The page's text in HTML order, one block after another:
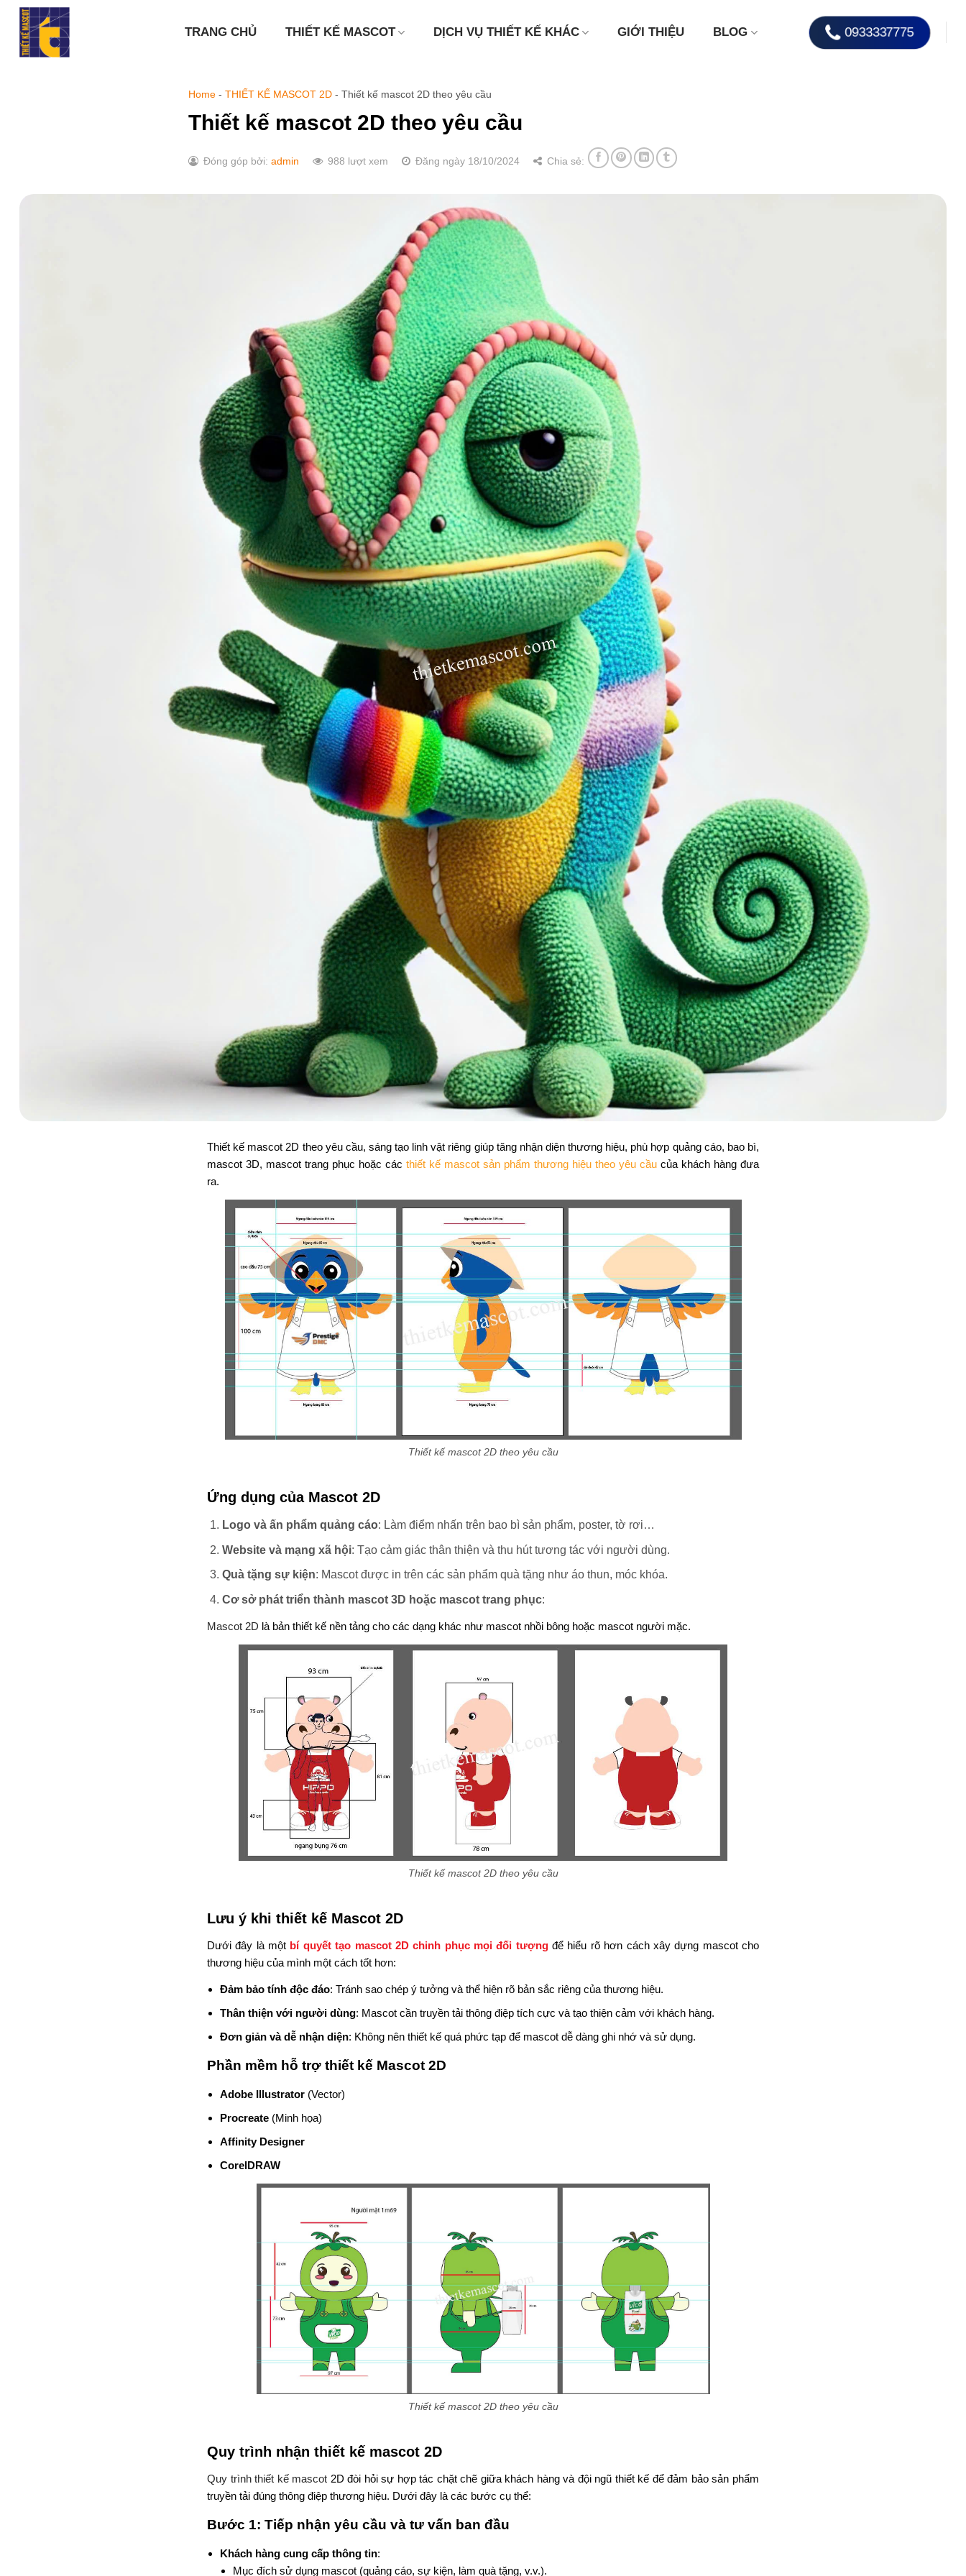
Chuyển
TRANG CHỦ THIẾT KẾ MASCOT DỊCH VỤ THIẾT KẾ KHÁC GIỚI THIỆU BLOG 0933337775
Home - THIẾT KẾ MASCOT 2D - Thiết kế mascot 2D theo yêu cầu
Thiết kế mascot 2D theo yêu cầu
Đóng góp bởi: admin 988 lượt xem Đăng ngày 18/10/2024 Chia sẻ:
Thiết kế mascot 2D theo yêu cầu, sáng tạo linh vật riêng giúp tăng nhận diện thương hiệu, phù hợp quảng cáo, bao bì,
mascot 3D, mascot trang phục hoặc các thiết kế mascot sản phẩm thương hiệu theo yêu cầu của khách hàng đưa
ra.
Thiết kế mascot 2D theo yêu cầu
Ứng dụng của Mascot 2D
Logo và ấn phẩm quảng cáo: Làm điểm nhấn trên bao bì sản phẩm, poster, tờ rơi…
Website và mạng xã hội: Tạo cảm giác thân thiện và thu hút tương tác với người dùng.
Quà tặng sự kiện: Mascot được in trên các sản phẩm quà tặng như áo thun, móc khóa.
Cơ sở phát triển thành mascot 3D hoặc mascot trang phục:
Mascot 2D là bản thiết kế nền tảng cho các dạng khác như mascot nhồi bông hoặc mascot người mặc.
Thiết kế mascot 2D theo yêu cầu
Lưu ý khi thiết kế Mascot 2D
Dưới đây là một bí quyết tạo mascot 2D chinh phục mọi đối tượngđể hiểu rõ hơn cách xây dựng mascot cho
thương hiệu của mình một cách tốt hơn:
Đảm bảo tính độc đáo: Tránh sao chép ý tưởng và thể hiện rõ bản sắc riêng của thương hiệu.
Thân thiện với người dùng: Mascot cần truyền tải thông điệp tích cực và tạo thiện cảm với khách hàng.
Đơn giản và dễ nhận diện: Không nên thiết kế quá phức tạp để mascot dễ dàng ghi nhớ và sử dụng.
Phần mềm hỗ trợ thiết kế Mascot 2D
Adobe Illustrator (Vector)
Procreate (Minh họa)
Affinity Designer
CorelDRAW
Thiết kế mascot 2D theo yêu cầu
Quy trình nhận thiết kế mascot 2D
Quy trình thiết kế mascot 2D đòi hỏi sự hợp tác chặt chẽ giữa khách hàng và đội ngũ thiết kế để đảm bảo sản phẩm
truyền tải đúng thông điệp thương hiệu. Dưới đây là các bước cụ thể:
Bước 1: Tiếp nhận yêu cầu và tư vấn ban đầu
Khách hàng cung cấp thông tin:
Mục đích sử dụng mascot (quảng cáo, sự kiện, làm quà tặng, v.v.).